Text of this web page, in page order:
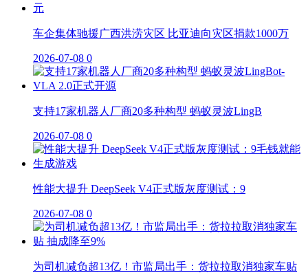
车企集体驰援广西洪涝灾区 比亚迪向灾区捐款1000万
2026-07-08 0
支持17家机器人厂商20多种构型 蚂蚁灵波LingB
2026-07-08 0
性能大提升 DeepSeek V4正式版灰度测试：9
2026-07-08 0
为司机减负超13亿！市监局出手：货拉拉取消独家车贴